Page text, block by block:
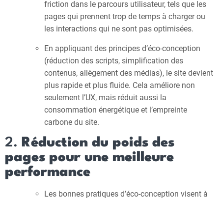
friction dans le parcours utilisateur, tels que les
pages qui prennent trop de temps à charger ou
les interactions qui ne sont pas optimisées.
En appliquant des principes d’éco-conception
(réduction des scripts, simplification des
contenus, allègement des médias), le site devient
plus rapide et plus fluide. Cela améliore non
seulement l’UX, mais réduit aussi la
consommation énergétique et l’empreinte
carbone du site.
2. Réduction du poids des
pages pour une meilleure
performance
Les bonnes pratiques d’éco-conception visent à